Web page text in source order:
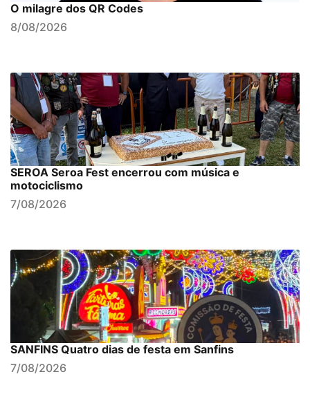
O milagre dos QR Codes
8/08/2026
SEROA Seroa Fest encerrou com música e
motociclismo
7/08/2026
SANFINS Quatro dias de festa em Sanfins
7/08/2026